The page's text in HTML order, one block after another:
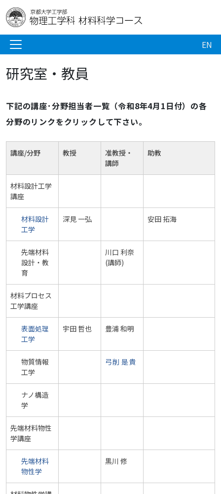
EN
研究室・教員
下記の講座･分野担当者一覧（令和8年4月1日付）の各
分野のリンクをクリックして下さい。
講座/分野 教授
准教授・
講師
助教
材料設計工学
講座
材料設計
工学
深見 一弘 安田 拓海
先端材料
設計・教
育
川口 利奈
(講師)
材料プロセス
工学講座
表面処理
工学
宇田 哲也 豊浦 和明
物質情報
工学
弓削 是貴
ナノ構造
学
先端材料物性
学講座
先端材料
物性学
黒川 修